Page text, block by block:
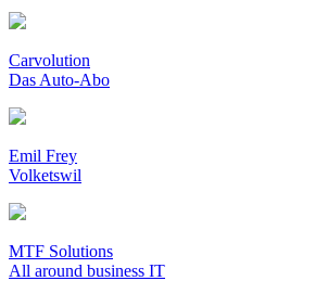
Carvolution
Das Auto-Abo
Emil Frey
Volketswil
MTF Solutions
All around business IT